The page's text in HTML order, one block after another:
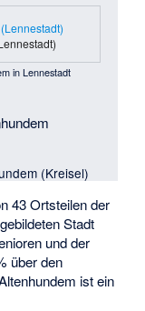
in Lennestadt
(Kreisel)
43 Ortsteilen der
Stadt
und der
über den
ist ein